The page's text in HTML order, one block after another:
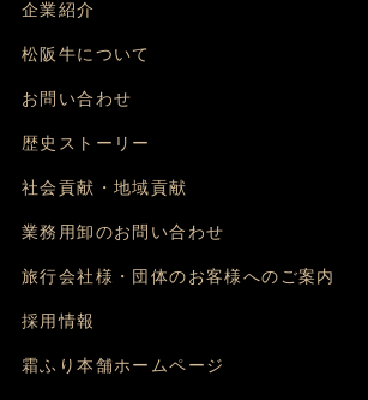
企業紹介
松阪牛について
お問い合わせ
歴史ストーリー
社会貢献・地域貢献
業務用卸のお問い合わせ
旅行会社様・団体のお客様へのご案内
採用情報
霜ふり本舗ホームページ